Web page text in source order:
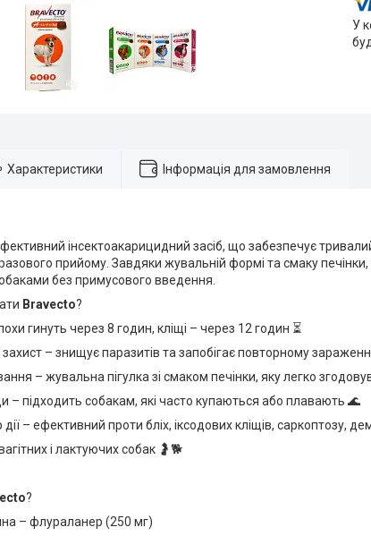
У
Характеристики Інформація для замовлення
інсектоакарицидний засіб, що забезпечує тривалий
прийому. Завдяки жувальній формі та смаку печінки,
без примусового введення.
Bravecto?
гинуть через 8 годин, кліщі – через 12 годин ⏳
– знищує паразитів та запобігає повторному
– жувальна пігулка зі смаком печінки, яку легко
– підходить собакам, які часто купаються або плавають 🌊
– ефективний проти бліх, іксодових кліщів, саркоптозу,
і лактуючих собак 🤰🐕
?
– флураланер (250 мг)